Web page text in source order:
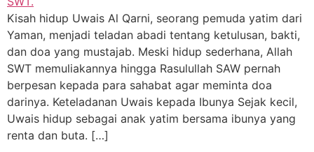
Kisah hidup Uwais Al Qarni, seorang pemuda yatim dari
Yaman, menjadi teladan abadi tentang ketulusan, bakti,
dan doa yang mustajab. Meski hidup sederhana, Allah
SWT memuliakannya hingga Rasulullah SAW pernah
berpesan kepada para sahabat agar meminta doa
darinya. Keteladanan Uwais kepada Ibunya Sejak kecil,
Uwais hidup sebagai anak yatim bersama ibunya yang
renta dan buta. […]